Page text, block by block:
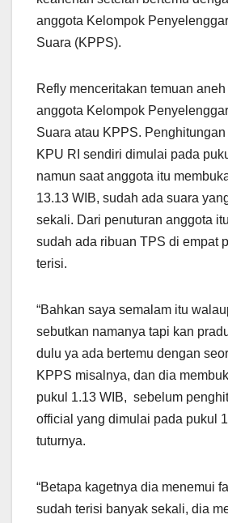
anggota Kelompok
Suara (KPPS).
Refly menceritakan temuan
anggota Kelompok
Suara atau KPPS.
KPU RI sendiri dimulai pada
namun saat anggota itu
13.13 WIB, sudah ada suara
sekali. Dari penuturan anggota
sudah ada ribuan TPS di empat
terisi.
“Bahkan saya semalam itu
sebutkan namanya tapi kan
dulu ya ada bertemu dengan
KPPS misalnya, dan dia
pukul 1.13 WIB, sebelum
official yang dimulai pada pukul
tuturnya.
“Betapa kagetnya dia menemui
sudah terisi banyak sekali, dia